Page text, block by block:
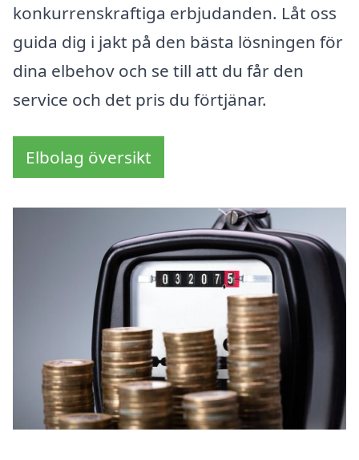
konkurrenskraftiga erbjudanden. Låt oss
guida dig i jakt på den bästa lösningen för
dina elbehov och se till att du får den
service och det pris du förtjänar.
Elbolag översikt